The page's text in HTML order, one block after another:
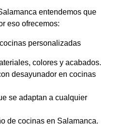
entendemos que
eso ofrecemos:
personalizadas
colores y acabados.
desayunador en cocinas
se adaptan a cualquier
de cocinas en Salamanca.